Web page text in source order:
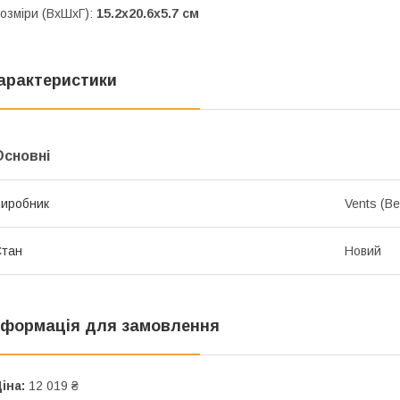
(ВхШхГ): 15.2х20.6х5.7 см
Vents
Новий
для замовлення
12 019 ₴